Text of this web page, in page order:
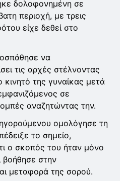
δολοφονημένη σε
περιοχή, με τρεις
είχε δεθεί στο
να
τις αρχές στέλνοντας
της γυναίκας μετά
σε
αναζητώντας την.
ομολόγησε τη
το σημείο,
ο σκοπός του ήταν μόνο
βοήθησε στην
μεταφορά της σορού.